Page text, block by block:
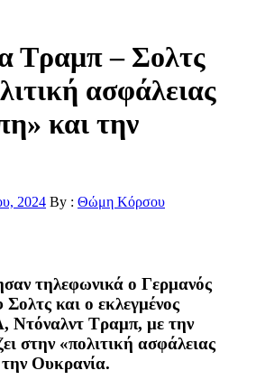
Τραμπ – Σολτς
ασφάλειας
και την
2024 By : Θώμη Κόρσου
τηλεφωνικά ο Γερμανός
και ο εκλεγμένος
Ντόναλντ Τραμπ, με την
στην «πολιτική ασφάλειας
Ουκρανία.